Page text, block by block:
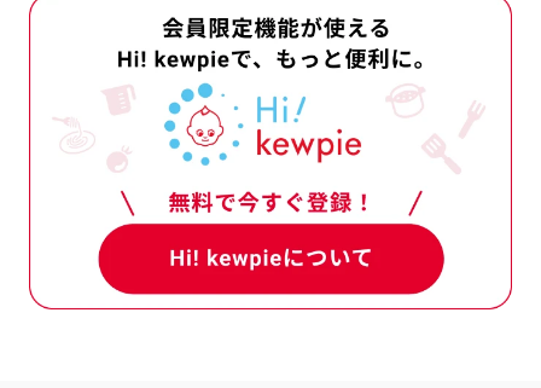
よくお寄せいただくご質問はこちら
り「えび、かに」が混入する可
コンタミネーションが否定でき
については、使用原料の製造工
使用している
）●あさりには、かにが共生して
手元の商品と当ホームページ
があります。必ずお手元の商